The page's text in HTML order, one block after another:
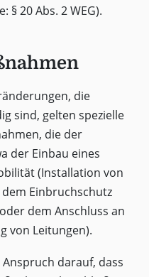
§ 20 Abs. 2 WEG).
die
sind, gelten spezielle
die der
der Einbau eines
(Installation von
Einbruchschutz
dem Anschluss an
von Leitungen).
darauf, dass